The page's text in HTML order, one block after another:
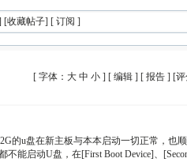
[收藏帖子] [ 订阅 ]
[ 字体： 大 中 小 ] [ 编辑 ] [ 报告 ] [
u盘在新主板与本本启动一切正常，也
启动U盘，在[First Boot Device]、